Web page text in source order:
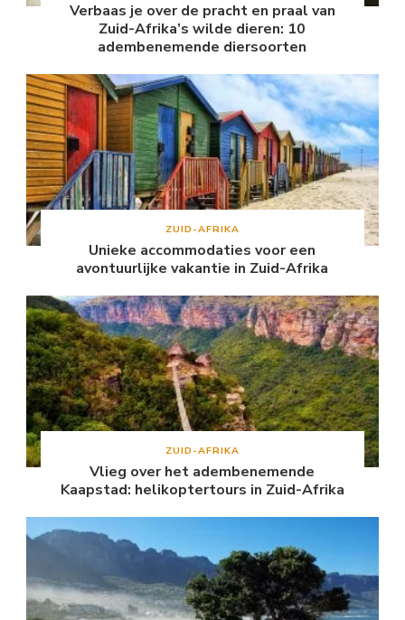
Verbaas je over de pracht en praal van
Zuid-Afrika’s wilde dieren: 10
adembenemende diersoorten
ZUID-AFRIKA
Unieke accommodaties voor een
avontuurlijke vakantie in Zuid-Afrika
ZUID-AFRIKA
Vlieg over het adembenemende
Kaapstad: helikoptertours in Zuid-Afrika